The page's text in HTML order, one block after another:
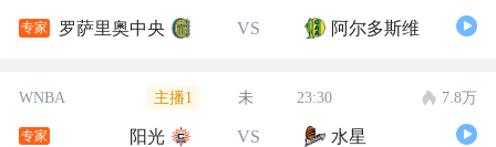
专家 罗萨里奥中央 VS 阿尔多斯维
WNBA 主播1 未 23:30 7.8万
专家 阳光 VS 水星